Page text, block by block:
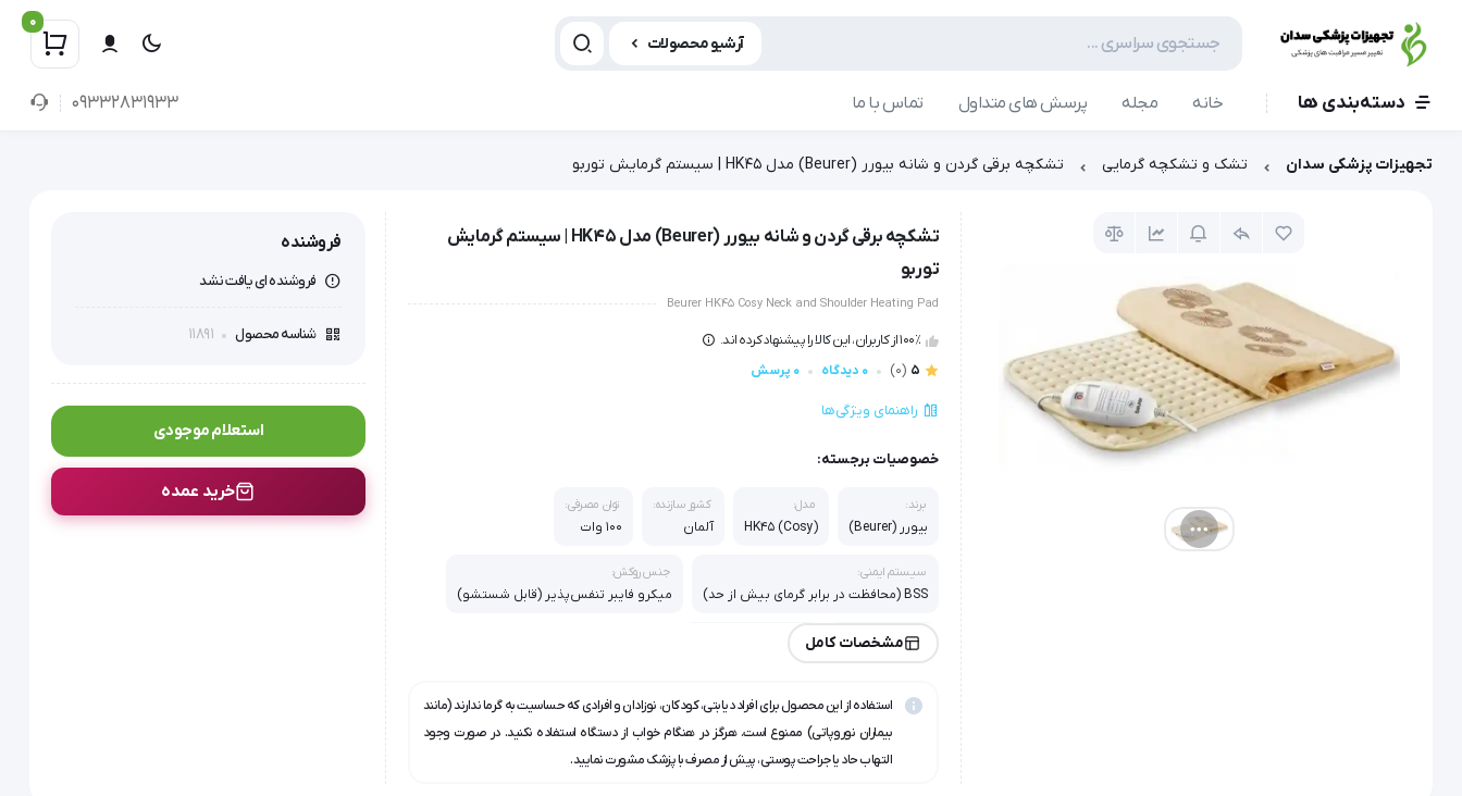
آرشیو محصولات
0
دسته‌بندی ها خانه مجله پرسش های متداول تماس با ما 09332831933
تجهیزات پزشکی سدان تشک و تشکچه گرمایی تشکچه برقی گردن و شانه بیورر (Beurer) مدل HK45 | سیستم گرمایش توربو
تشکچه برقی گردن و شانه بیورر (Beurer) مدل HK45 | سیستم گرمایش
توربو
Beurer HK45 Cosy Neck and Shoulder Heating Pad
100٪ از کاربران، این کالا را پیشنهاد کرده اند.
5
(0) 0 دیدگاه 0 پرسش
راهنمای ویژگی‌ها
خصوصیات برجسته:
برند:
بیورر (Beurer)
مدل:
HK45 (Cosy)
کشور سازنده:
آلمان
توان مصرفی:
100 وات
سیستم ایمنی:
BSS (محافظت در برابر گرمای بیش از حد)
جنس روکش:
میکرو فایبر تنفس‌پذیر (قابل شستشو)
خاموشی خودکار:
پس از 90 دقیقه
تنظیمات دما:
3 سطح (الکترونیکی)
مشخصات کامل
استفاده از این محصول برای افراد دیابتی، کودکان، نوزادان و افرادی که حساسیت به گرما ندارند (مانند
بیماران نوروپاتی) ممنوع است. هرگز در هنگام خواب از دستگاه استفاده نکنید. در صورت وجود
التهاب حاد یا جراحت پوستی، پیش از مصرف با پزشک مشورت نمایید.
فروشنده
فروشنده ای یافت نشد
شناسه محصول 11891
استعلام موجودی
خرید عمده